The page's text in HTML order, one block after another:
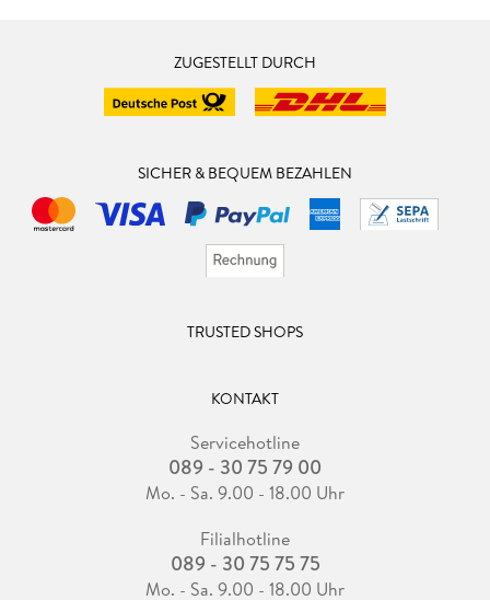
ZUGESTELLT DURCH
SICHER & BEQUEM BEZAHLEN
TRUSTED SHOPS
KONTAKT
Servicehotline
089 - 30 75 79 00
Mo. - Sa. 9.00 - 18.00 Uhr
Filialhotline
089 - 30 75 75 75
Mo. - Sa. 9.00 - 18.00 Uhr